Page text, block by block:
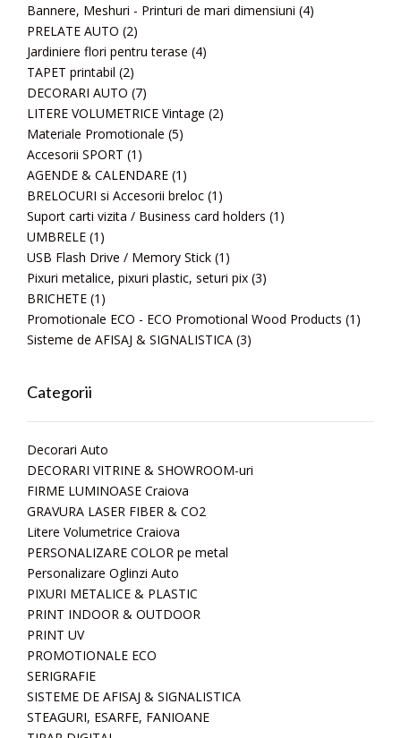
Bannere, Meshuri - Printuri de mari dimensiuni (4)
PRELATE AUTO (2)
Jardiniere flori pentru terase (4)
TAPET printabil (2)
DECORARI AUTO (7)
LITERE VOLUMETRICE Vintage (2)
Materiale Promotionale (5)
Accesorii SPORT (1)
AGENDE & CALENDARE (1)
BRELOCURI si Accesorii breloc (1)
Suport carti vizita / Business card holders (1)
UMBRELE (1)
USB Flash Drive / Memory Stick (1)
Pixuri metalice, pixuri plastic, seturi pix (3)
BRICHETE (1)
Promotionale ECO - ECO Promotional Wood Products (1)
Sisteme de AFISAJ & SIGNALISTICA (3)
Categorii
Decorari Auto
DECORARI VITRINE & SHOWROOM-uri
FIRME LUMINOASE Craiova
GRAVURA LASER FIBER & CO2
Litere Volumetrice Craiova
PERSONALIZARE COLOR pe metal
Personalizare Oglinzi Auto
PIXURI METALICE & PLASTIC
PRINT INDOOR & OUTDOOR
PRINT UV
PROMOTIONALE ECO
SERIGRAFIE
SISTEME DE AFISAJ & SIGNALISTICA
STEAGURI, ESARFE, FANIOANE